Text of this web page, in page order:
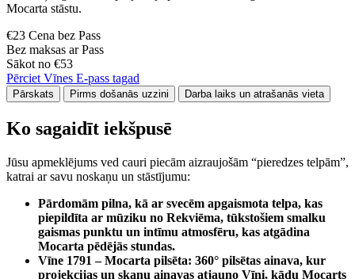
Mocarta stāstu.
€23 Cena bez Pass
Bez maksas ar Pass
Sākot no €53
Pērciet Vīnes E-pass tagad
Pārskats Pirms došanās uzzini Darba laiks un atrašanās vieta
Ko sagaidīt iekšpusē
Jūsu apmeklējums ved cauri piecām aizraujošām “pieredzes telpām”,
katrai ar savu noskaņu un stāstījumu:
Pārdomām pilna, kā ar svecēm apgaismota telpa, kas
piepildīta ar mūziku no Rekviēma, tūkstošiem smalku
gaismas punktu un intīmu atmosfēru, kas atgādina
Mocarta pēdējās stundas.
Vīne 1791 – Mocarta pilsēta: 360° pilsētas ainava, kur
projekcijas un skaņu ainavas atjauno Vīni, kādu Mocarts